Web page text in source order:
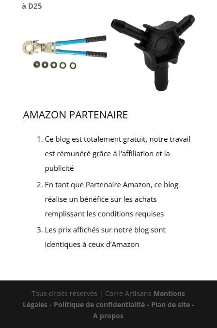
à D25
Tous droits réservés | Carre Artisans Mentions
Légales- Politique de confidentialité- Plan de site-
A propos